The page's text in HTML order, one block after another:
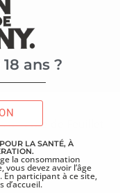
Pente de Feuillet
ans ?
LA SANTÉ, À
la consommation
devez avoir l’âge
En participant à ce site,
d’accueil.